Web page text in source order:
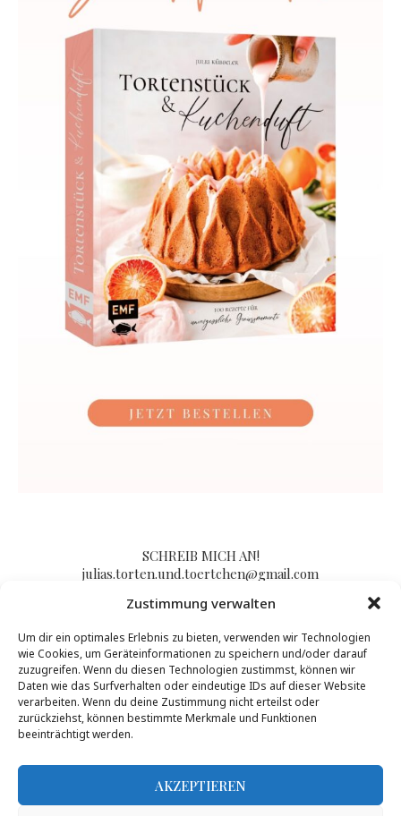
Zustimmung verwalten
Um dir ein optimales Erlebnis zu bieten, verwenden wir Technologien
wie Cookies, um Geräteinformationen zu speichern und/oder darauf
zuzugreifen. Wenn du diesen Technologien zustimmst, können wir
Daten wie das Surfverhalten oder eindeutige IDs auf dieser Website
verarbeiten. Wenn du deine Zustimmung nicht erteilst oder
zurückziehst, können bestimmte Merkmale und Funktionen
beeinträchtigt werden.
AKZEPTIEREN
SCHREIB MICH AN!
julias.torten.und.toertchen@gmail.com
Impressum/Kontakt & Datenschutzerklärung